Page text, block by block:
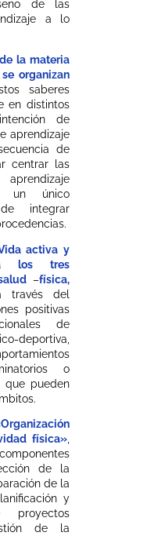
de las
a lo
la materia
organizan
saberes
en distintos
de
aprendizaje
de
centrar las
un único
integrar
activa y
los tres
–física,
través del
positivas
de
o
que pueden
física»,
de la
de la
y
proyectos
de la